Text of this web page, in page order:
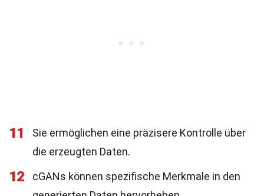
11
Sie ermöglichen eine präzisere Kontrolle über
die erzeugten Daten.
12
cGANs können spezifische Merkmale in den